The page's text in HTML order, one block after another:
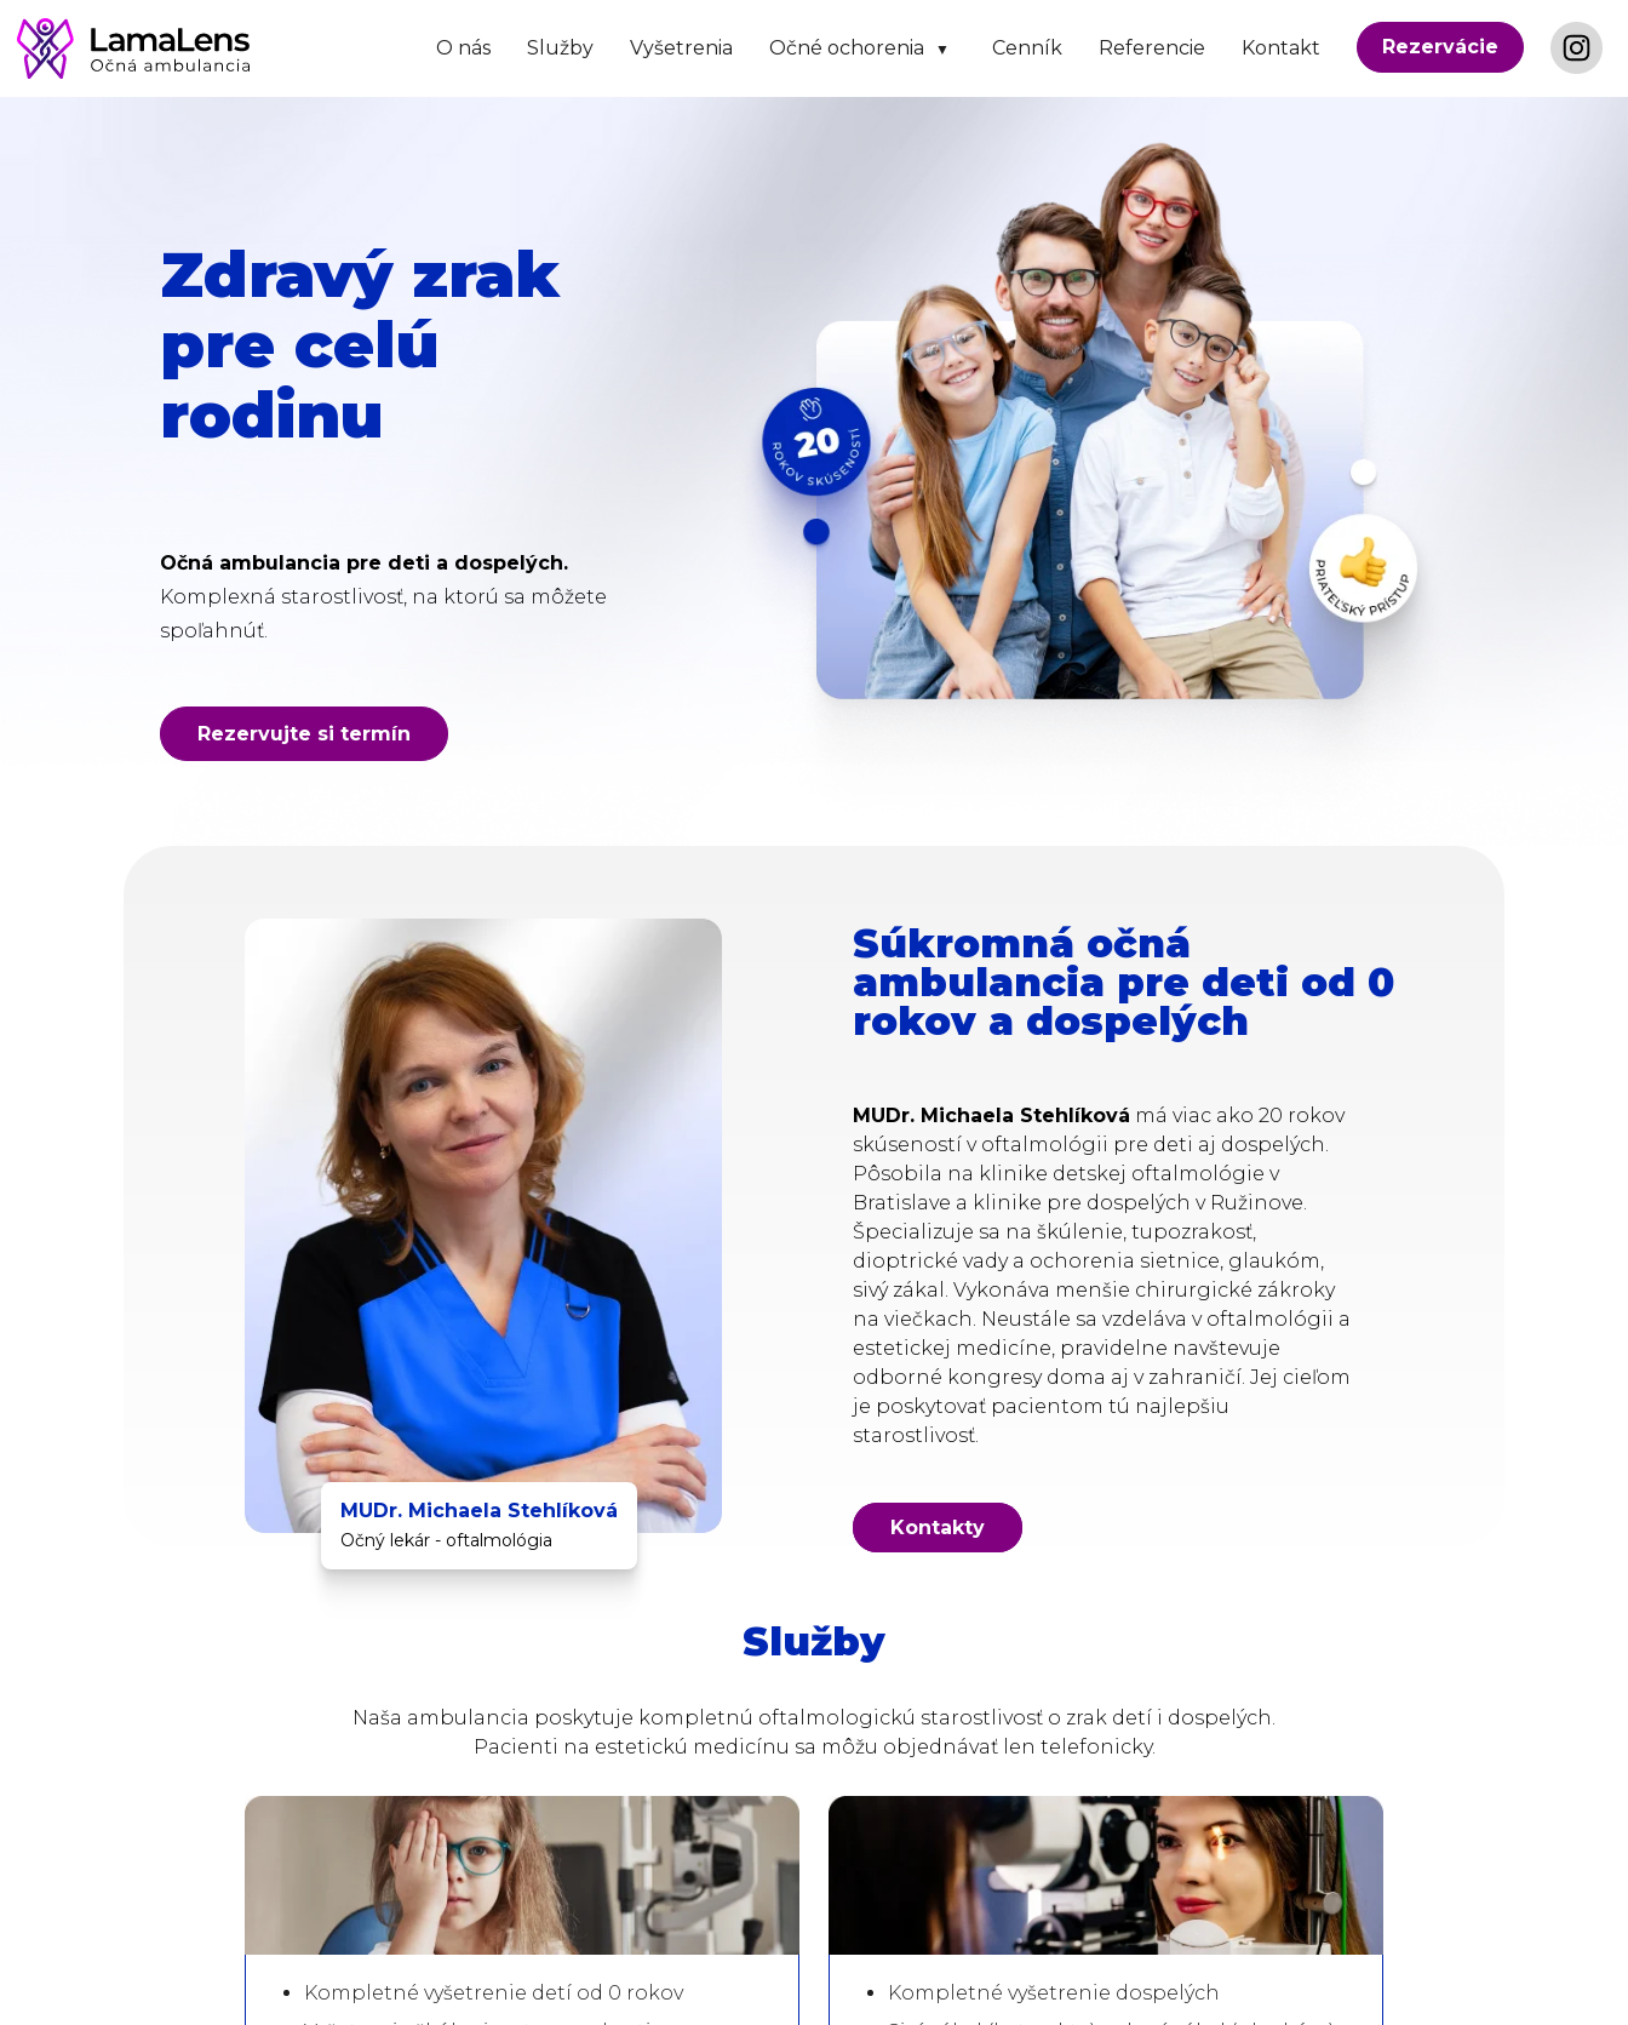
O nás Služby Vyšetrenia Očné ochorenia Cenník Referencie Kontakt Rezervácie
Zdravý zrak
pre celú
rodinu
Očná ambulancia pre deti a dospelých.
Komplexná starostlivosť, na ktorú sa môžete
spoľahnúť.
Rezervujte si termín
MUDr. Michaela Stehlíková
Očný lekár - oftalmológia
Súkromná očná
ambulancia pre deti od 0
rokov a dospelých
MUDr. Michaela Stehlíková má viac ako 20 rokov
skúseností v oftalmológii pre deti aj dospelých.
Pôsobila na klinike detskej oftalmológie v
Bratislave a klinike pre dospelých v Ružinove.
Špecializuje sa na škúlenie, tupozrakosť,
dioptrické vady a ochorenia sietnice, glaukóm,
sivý zákal. Vykonáva menšie chirurgické zákroky
na viečkach. Neustále sa vzdeláva v oftalmológii a
estetickej medicíne, pravidelne navštevuje
odborné kongresy doma aj v zahraničí. Jej cieľom
je poskytovať pacientom tú najlepšiu
starostlivosť.
Kontakty
Služby
Naša ambulancia poskytuje kompletnú oftalmologickú starostlivosť o zrak detí i dospelých.
Pacienti na estetickú medicínu sa môžu objednávať len telefonicky.
Kompletné vyšetrenie detí od 0 rokov
Kompletné vyšetrenie dospelých